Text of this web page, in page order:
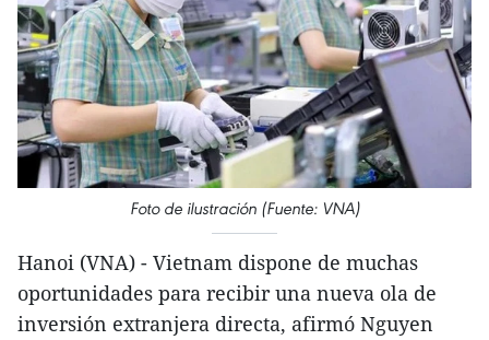
Foto de ilustración (Fuente: VNA)
Hanoi (VNA) - Vietnam dispone de muchas
oportunidades para recibir una nueva ola de
inversión extranjera directa, afirmó Nguyen